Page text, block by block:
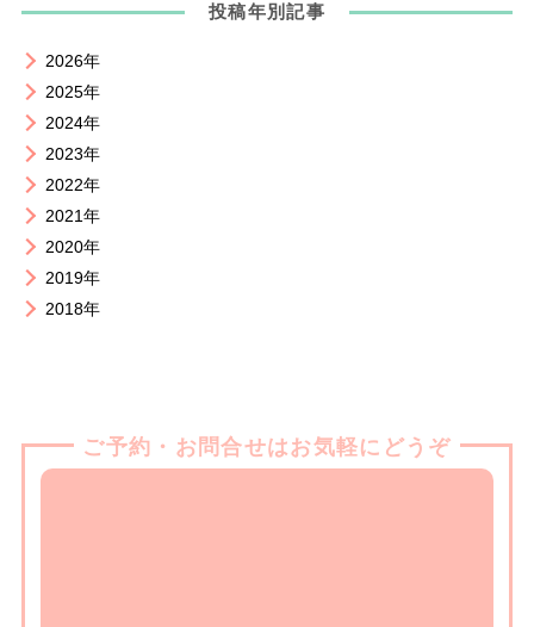
投稿年別記事
2026年
2025年
2024年
2023年
2022年
2021年
2020年
2019年
2018年
ご予約・お問合せはお気軽にどうぞ